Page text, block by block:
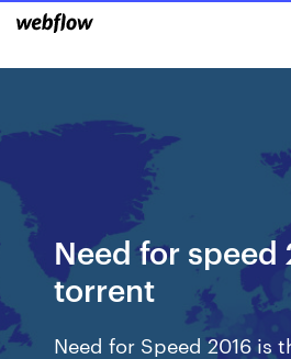
Need for speed
torrent
Need for Speed 2016 is